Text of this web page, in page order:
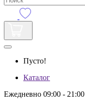
Пусто!
Каталог
Ежедневно 09:00 - 21:00